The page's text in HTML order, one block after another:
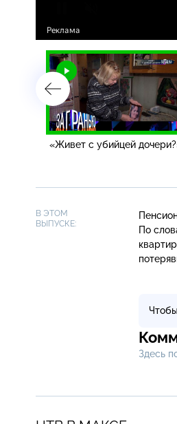
«Живет с убийцей
В ЭТОМ
ВЫПУСКЕ:
По
Здесь